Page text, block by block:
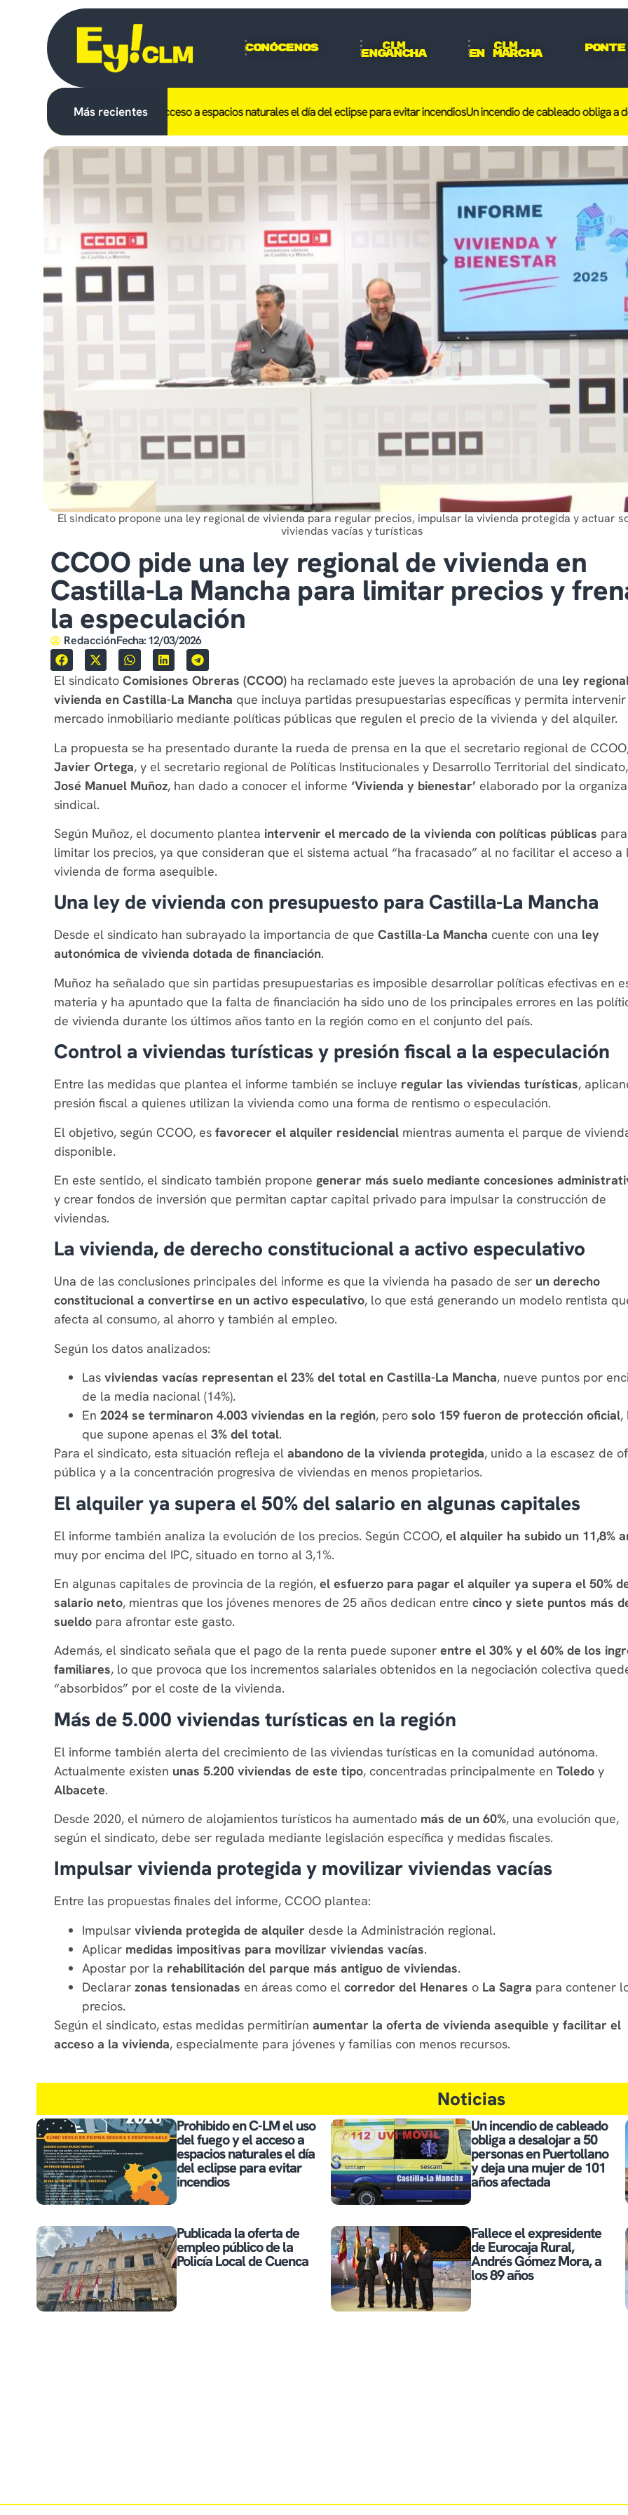
Conócenos CLM
Engancha
CLM
En Marcha
Más recientes
LM el uso del fuego y el acceso a espacios naturales el día del eclipse para evitar incendiosUn incendio de cableado obliga a
El sindicato propone una ley regional de vivienda para regular precios, impulsar la vivienda protegida y actuar
viviendas vacías y turísticas
CCOO pide una ley regional de vivienda en
Castilla-La Mancha para limitar precios y
la especulación
RedacciónFecha:12/03/2026
El sindicato Comisiones Obreras (CCOO) ha reclamado este jueves la aprobación de una ley
vivienda en Castilla-La Mancha que incluya partidas presupuestarias específicas y permita
mercado inmobiliario mediante políticas públicas que regulen el precio de la vivienda y del alquiler.
La propuesta se ha presentado durante la rueda de prensa en la que el secretario regional de
Javier Ortega, y el secretario regional de Políticas Institucionales y Desarrollo Territorial del sindicato,
José Manuel Muñoz, han dado a conocer el informe ‘Vivienda y bienestar’ elaborado por la
sindical.
Según Muñoz, el documento plantea intervenir el mercado de la vivienda con políticas públicas para
limitar los precios, ya que consideran que el sistema actual “ha fracasado” al no facilitar el acceso a
vivienda de forma asequible.
Una ley de vivienda con presupuesto para Castilla-La Mancha
Desde el sindicato han subrayado la importancia de que Castilla-La Mancha cuente con una ley
autonómica de vivienda dotada de financiación.
Muñoz ha señalado que sin partidas presupuestarias es imposible desarrollar políticas efectivas en
materia y ha apuntado que la falta de financiación ha sido uno de los principales errores en las
de vivienda durante los últimos años tanto en la región como en el conjunto del país.
Control a viviendas turísticas y presión fiscal a la especulación
Entre las medidas que plantea el informe también se incluye regular las viviendas turísticas,
presión fiscal a quienes utilizan la vivienda como una forma de rentismo o especulación.
El objetivo, según CCOO, es favorecer el alquiler residencial mientras aumenta el parque de
disponible.
En este sentido, el sindicato también propone generar más suelo mediante concesiones
y crear fondos de inversión que permitan captar capital privado para impulsar la construcción de
viviendas.
La vivienda, de derecho constitucional a activo especulativo
Una de las conclusiones principales del informe es que la vivienda ha pasado de ser un derecho
constitucional a convertirse en un activo especulativo, lo que está generando un modelo rentista
afecta al consumo, al ahorro y también al empleo.
Según los datos analizados:
Las viviendas vacías representan el 23% del total en Castilla-La Mancha, nueve puntos por
de la media nacional (14%).
En 2024 se terminaron 4.003 viviendas en la región, pero solo 159 fueron de protección oficial,
que supone apenas el 3% del total.
Para el sindicato, esta situación refleja el abandono de la vivienda protegida, unido a la escasez de
pública y a la concentración progresiva de viviendas en menos propietarios.
El alquiler ya supera el 50% del salario en algunas capitales
El informe también analiza la evolución de los precios. Según CCOO, el alquiler ha subido un 11,8%
muy por encima del IPC, situado en torno al 3,1%.
En algunas capitales de provincia de la región, el esfuerzo para pagar el alquiler ya supera el 50%
salario neto, mientras que los jóvenes menores de 25 años dedican entre cinco y siete puntos más
sueldo para afrontar este gasto.
Además, el sindicato señala que el pago de la renta puede suponer entre el 30% y el 60% de los
familiares, lo que provoca que los incrementos salariales obtenidos en la negociación colectiva
“absorbidos” por el coste de la vivienda.
Más de 5.000 viviendas turísticas en la región
El informe también alerta del crecimiento de las viviendas turísticas en la comunidad autónoma.
Actualmente existen unas 5.200 viviendas de este tipo, concentradas principalmente en Toledo y
Albacete.
Desde 2020, el número de alojamientos turísticos ha aumentado más de un 60%, una evolución que,
según el sindicato, debe ser regulada mediante legislación específica y medidas fiscales.
Impulsar vivienda protegida y movilizar viviendas vacías
Entre las propuestas finales del informe, CCOO plantea:
Impulsar vivienda protegida de alquiler desde la Administración regional.
Aplicar medidas impositivas para movilizar viviendas vacías.
Apostar por la rehabilitación del parque más antiguo de viviendas.
Declarar zonas tensionadas en áreas como el corredor del Henares o La Sagra para contener
precios.
Según el sindicato, estas medidas permitirían aumentar la oferta de vivienda asequible y facilitar el
acceso a la vivienda, especialmente para jóvenes y familias con menos recursos.
Noticias
Prohibido en C-LM el uso
del fuego y el acceso a
espacios naturales el día
del eclipse para evitar
incendios
Un incendio de cableado
obliga a desalojar a 50
personas en Puertollano
y deja una mujer de 101
años afectada
Publicada la oferta de
empleo público de la
Policía Local de Cuenca
Fallece el expresidente
de Eurocaja Rural,
Andrés Gómez Mora, a
los 89 años